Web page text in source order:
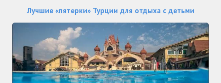
Лучшие «пятерки» Турции для отдыха с детьми